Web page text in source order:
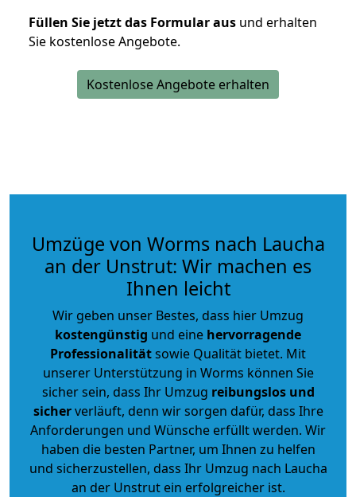
Füllen Sie jetzt das Formular aus und erhalten
Sie kostenlose Angebote.
Kostenlose Angebote erhalten
Umzüge von Worms nach Laucha
an der Unstrut: Wir machen es
Ihnen leicht
Wir geben unser Bestes, dass hier Umzug
kostengünstig und eine hervorragende
Professionalitätsowie Qualität bietet. Mit
unserer Unterstützung in Worms können Sie
sicher sein, dass Ihr Umzug reibungslos und
sicherverläuft, denn wir sorgen dafür, dass Ihre
Anforderungen und Wünsche erfüllt werden. Wir
haben die besten Partner, um Ihnen zu helfen
und sicherzustellen, dass Ihr Umzug nach Laucha
an der Unstrut ein erfolgreicher ist.